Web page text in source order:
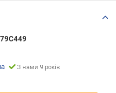
З нами 9 років